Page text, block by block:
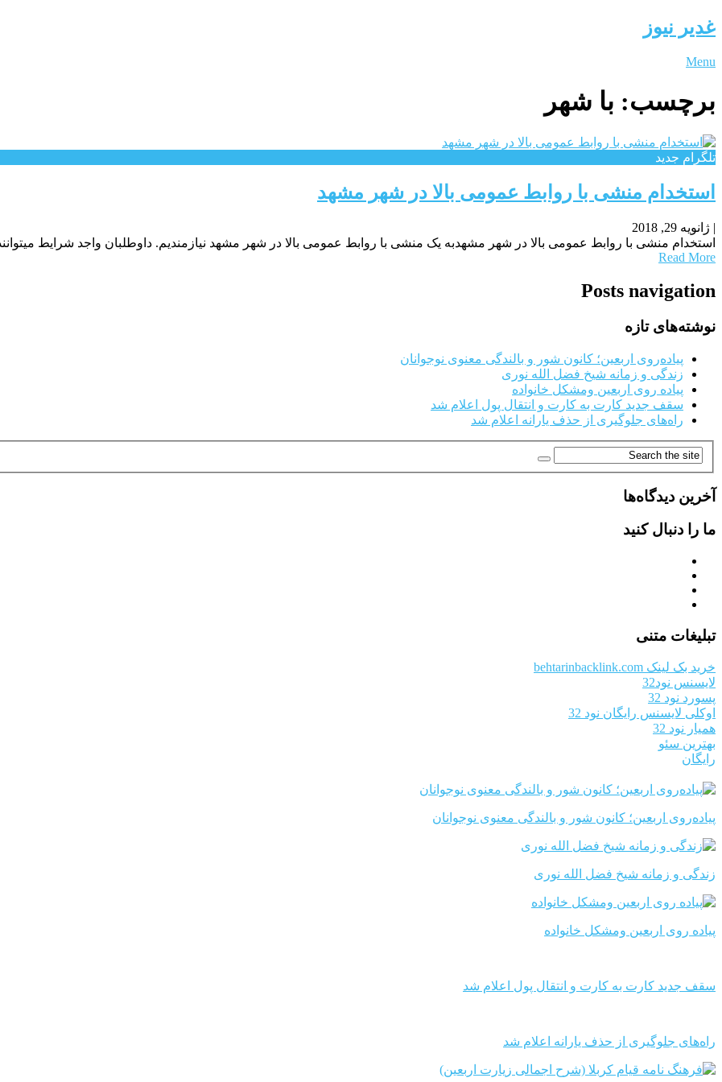
غدیر نیوز
Menu
برچسب: با شهر
تلگرام جدید
استخدام منشی با روابط عمومی بالا در شهر مشهد
| ژانویه 29, 2018
استخدام منشی با روابط عمومی بالا در شهر مشهدبه یک منشی با روابط عمومی بالا در شهر مشهد نیازمندیم. داوطلبان واجد شرایط
Read More
Posts navigation
نوشته‌های تازه
پیاده‌روی اربعین؛ کانون شور و بالندگی معنوی نوجوانان
زندگی و زمانه شیخ فضل الله نوری
پیاده روی اربعین ومشکل خانواده
سقف جدید کارت به کارت و انتقال پول اعلام شد
راه‌های جلوگیری از حذف یارانه اعلام شد
آخرین دیدگاه‌ها
ما را دنبال کنید
تبلیغات متنی
خرید بک لینک behtarinbacklink.com
لایسنس نود32
پسورد نود 32
اوکلی لایسنس رایگان نود 32
همیار نود 32
بهترین سئو
رایگان
پیاده‌روی اربعین؛ کانون شور و بالندگی معنوی نوجوانان
زندگی و زمانه شیخ فضل الله نوری
پیاده روی اربعین ومشکل خانواده
سقف جدید کارت به کارت و انتقال پول اعلام شد
راه‌های جلوگیری از حذف یارانه اعلام شد